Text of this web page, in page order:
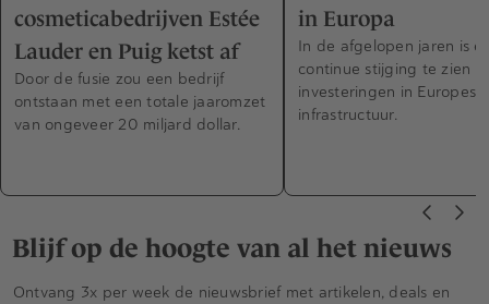
cosmeticabedrijven Estée
Lauder en Puig ketst af
Door de fusie zou een bedrijf
ontstaan met een totale jaaromzet
van ongeveer 20 miljard dollar.
in Europa
In de afgelopen jaren is
continue stijging te zien in
investeringen in Europese
infrastructuur.
Blijf op de hoogte van al het nieuws
Ontvang 3x per week de nieuwsbrief met artikelen, deals en